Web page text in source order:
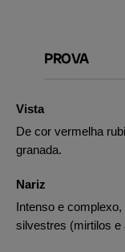
PROVA
Vista
De cor vermelha
granada.
Nariz
Intenso e
silvestres (mirtilos e